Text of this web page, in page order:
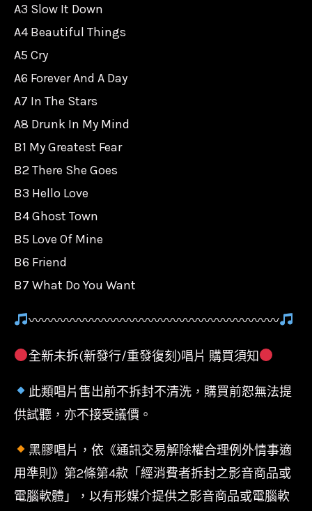
A3 Slow It Down
A4 Beautiful Things
A5 Cry
A6 Forever And A Day
A7 In The Stars
A8 Drunk In My Mind
B1 My Greatest Fear
B2 There She Goes
B3 Hello Love
B4 Ghost Town
B5 Love Of Mine
B6 Friend
B7 What Do You Want
〰〰〰〰〰〰〰〰〰〰〰〰〰〰〰〰〰〰〰〰
全新未拆(新發行/重發復刻)唱片 購買須知
此類唱片售出前不拆封不清洗，購買前恕無法提
供試聽，亦不接受議價。
黑膠唱片，依《通訊交易解除權合理例外情事適
用準則》第2條第4款「經消費者拆封之影音商品或
電腦軟體」，以有形媒介提供之影音商品或電腦軟